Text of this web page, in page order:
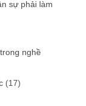
sự phải làm
nghề
(17)